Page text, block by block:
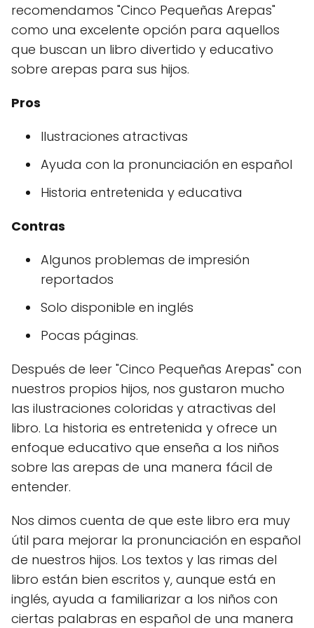
recomendamos "Cinco Pequeñas Arepas"
como una excelente opción para aquellos
que buscan un libro divertido y educativo
sobre arepas para sus hijos.
Pros
Ilustraciones atractivas
Ayuda con la pronunciación en español
Historia entretenida y educativa
Contras
Algunos problemas de impresión
reportados
Solo disponible en inglés
Pocas páginas.
Después de leer "Cinco Pequeñas Arepas" con
nuestros propios hijos, nos gustaron mucho
las ilustraciones coloridas y atractivas del
libro. La historia es entretenida y ofrece un
enfoque educativo que enseña a los niños
sobre las arepas de una manera fácil de
entender.
Nos dimos cuenta de que este libro era muy
útil para mejorar la pronunciación en español
de nuestros hijos. Los textos y las rimas del
libro están bien escritos y, aunque está en
inglés, ayuda a familiarizar a los niños con
ciertas palabras en español de una manera